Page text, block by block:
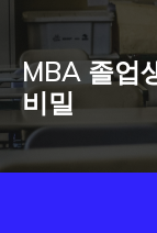
MBA 졸업
비밀